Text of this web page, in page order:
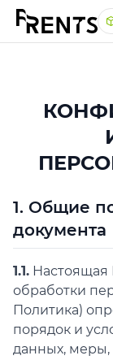
ПОСУДА
ПОДСТАВКИ И
ДЛЯ
ГОТОВЫЕ
ОСВЕЩЕНИЕ
ДЕКОР
НАВИГАЦИЯ
1. Общие
документа
1.1. Настоящая
обработки
Политика)
порядок и
данных,